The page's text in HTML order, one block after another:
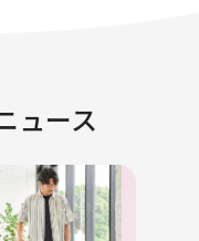
ュース